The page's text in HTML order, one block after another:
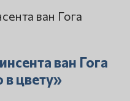
ван Гога
цвету»